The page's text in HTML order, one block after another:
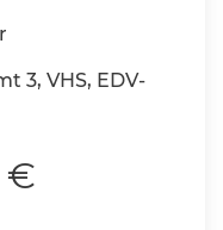
3, VHS, EDV-
€